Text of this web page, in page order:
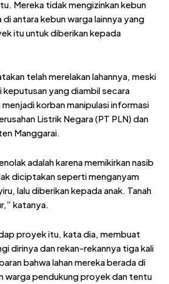
Mereka tidak mengizinkan kebun
antara kebun warga lainnya yang
itu untuk diberikan kepada
telah merelakan lahannya, meski
keputusan yang diambil secara
korban manipulasi informasi
Listrik Negara (PT PLN) dan
Manggarai.
adalah karena memikirkan nasib
diciptakan seperti menganyam
lalu diberikan kepada anak. Tanah
katanya.
proyek itu, kata dia, membuat
dirinya dan rekan-rekannya tiga kali
bahwa lahan mereka berada di
warga pendukung proyek dan tentu